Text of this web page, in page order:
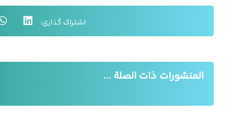
المنشورات ذات الصلة ...